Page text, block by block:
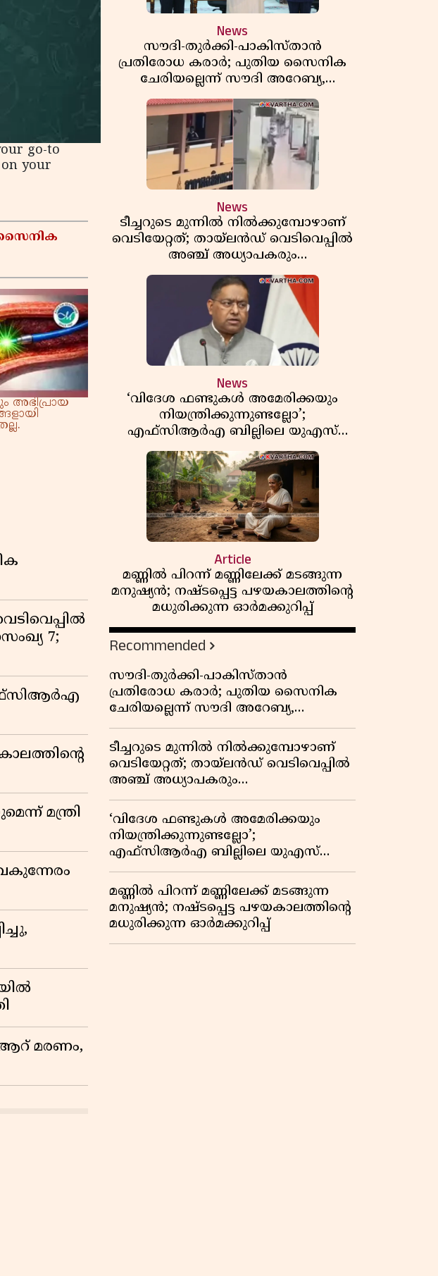
go-to
your
സൈനിക
അഭിപ്രായ
7;
മന്ത്രി
ആറ് മരണം,
News
സൗദി-തുർക്കി-പാകിസ്താൻ
പ്രതിരോധ കരാർ; പുതിയ സൈനിക
ചേരിയല്ലെന്ന് സൗദി അറേബ്യ,
വിമർശനവുമായി ഇറാൻ
News
ടീച്ചറുടെ മുന്നിൽ നിൽക്കുമ്പോഴാണ്
വെടിയേറ്റത്; തായ്‌ലൻഡ് വെടിവെപ്പിൽ
അഞ്ച് അധ്യാപകരും
മുത്തശ്ശീമുത്തശ്ശന്മാരും കൊല്ലപ്പെട്ടു,
മരണസംഖ്യ 7; ഞെട്ടിക്കുന്ന
വെളിപ്പെടുത്തലുകൾ
News
‘വിദേശ ഫണ്ടുകൾ അമേരിക്കയും
നിയന്ത്രിക്കുന്നുണ്ടല്ലോ’;
എഫ്സിആർഎ ബില്ലിലെ യുഎസ്
വിമർശനങ്ങൾക്ക് മറുപടിയുമായി ഇന്ത്യ
Article
മണ്ണിൽ പിറന്ന് മണ്ണിലേക്ക് മടങ്ങുന്ന
മനുഷ്യൻ; നഷ്ടപ്പെട്ട പഴയകാലത്തിൻ്റെ
മധുരിക്കുന്ന ഓർമക്കുറിപ്പ്
Recommended
സൗദി-തുർക്കി-പാകിസ്താൻ
പ്രതിരോധ കരാർ; പുതിയ സൈനിക
ചേരിയല്ലെന്ന് സൗദി അറേബ്യ,
വിമർശനവുമായി ഇറാൻ
ടീച്ചറുടെ മുന്നിൽ നിൽക്കുമ്പോഴാണ്
വെടിയേറ്റത്; തായ്‌ലൻഡ് വെടിവെപ്പിൽ
അഞ്ച് അധ്യാപകരും
മുത്തശ്ശീമുത്തശ്ശന്മാരും കൊല്ലപ്പെട്ടു,
മരണസംഖ്യ 7; ഞെട്ടിക്കുന്ന
വെളിപ്പെടുത്തലുകൾ
‘വിദേശ ഫണ്ടുകൾ അമേരിക്കയും
നിയന്ത്രിക്കുന്നുണ്ടല്ലോ’;
എഫ്സിആർഎ ബില്ലിലെ യുഎസ്
വിമർശനങ്ങൾക്ക് മറുപടിയുമായി ഇന്ത്യ
മണ്ണിൽ പിറന്ന് മണ്ണിലേക്ക് മടങ്ങുന്ന
മനുഷ്യൻ; നഷ്ടപ്പെട്ട പഴയകാലത്തിൻ്റെ
മധുരിക്കുന്ന ഓർമക്കുറിപ്പ്